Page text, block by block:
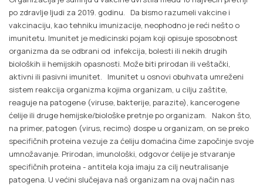
po zdravlje ljudi za 2019. godinu. Da bismo razumeli vakcine i
vakcinaciju, kao tehniku imunizacije, neophodno je reći nešto o
imunitetu. Imunitet je medicinski pojam koji opisuje sposobnost
organizma da se odbrani od infekcija, bolesti ili nekih drugih
bioloških ii hemijskih opasnosti. Može biti prirodan ili veštački,
aktivni ili pasivni imunitet. Imunitet u osnovi obuhvata umreženi
sistem reakcija organizma kojima organizam, u cilju zaštite,
reaguje na patogene (viruse, bakterije, parazite), kancerogene
ćelije ili druge hemijske/biološke pretnje po organizam. Nakon što,
na primer, patogen (virus, recimo) dospe u organizam, on se preko
specifičnih proteina vezuje za ćeliju domaćina čime započinje svoje
umnožavanje. Prirodan, imunološki, odgovor ćelije je stvaranje
specifičnih proteina - antitela koja imaju za cilj neutralisanje
patogena. U većini slučejava naš organizam na ovaj način nas